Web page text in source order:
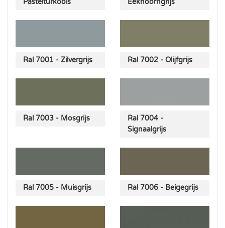
Ral 7001 - Zilvergrijs Ral 7002 - Olijfgrijs
Ral 7003 - Mosgrijs
Ral 7004 -
Signaalgrijs
Ral 7005 - Muisgrijs Ral 7006 - Beigegrijs